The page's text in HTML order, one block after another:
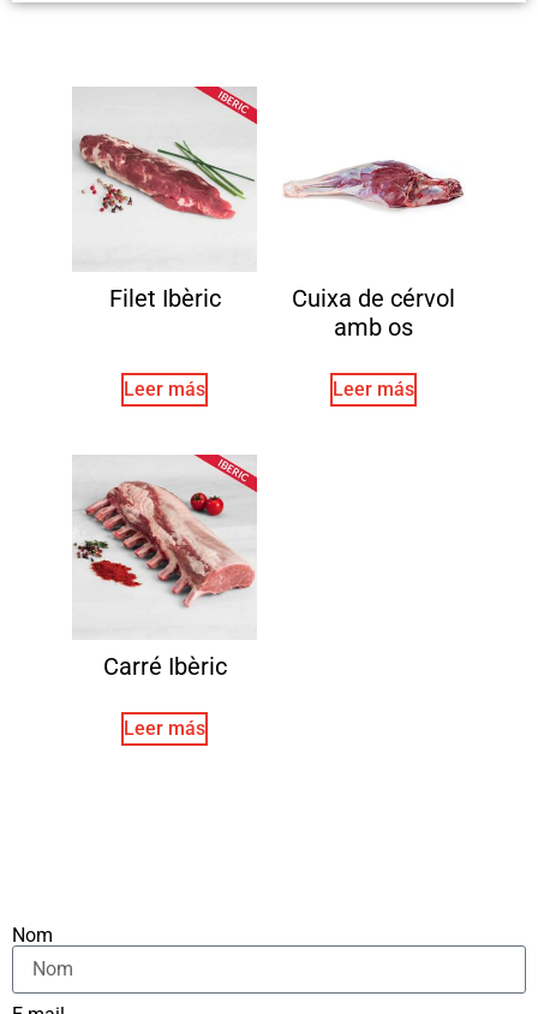
Filet Ibèric
Leer más
Cuixa de cérvol
amb os
Leer más
Carré Ibèric
Leer más
Nom